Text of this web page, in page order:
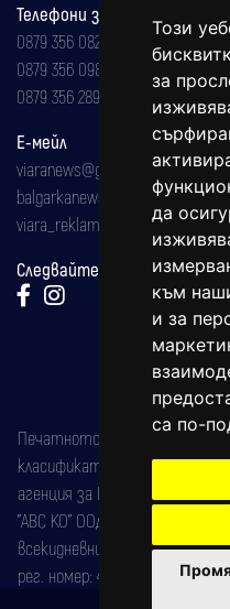
Този
за
да
към
и за
са по-
Телефони за реклама и
0879 356 082
0879 356 098
0879 356 289
Е-мейл
viaranews@gmail.com
balgarkanews@gmail.com
viara_reklama@mail.bg
Следвайте ни:
Печатното издание на
класификатор на печатните
агенция за ISSN) под номер:
"АВС КО" ООД е притежател
всекидневник на югозападна
рег. номер: 47857/11.05.2004